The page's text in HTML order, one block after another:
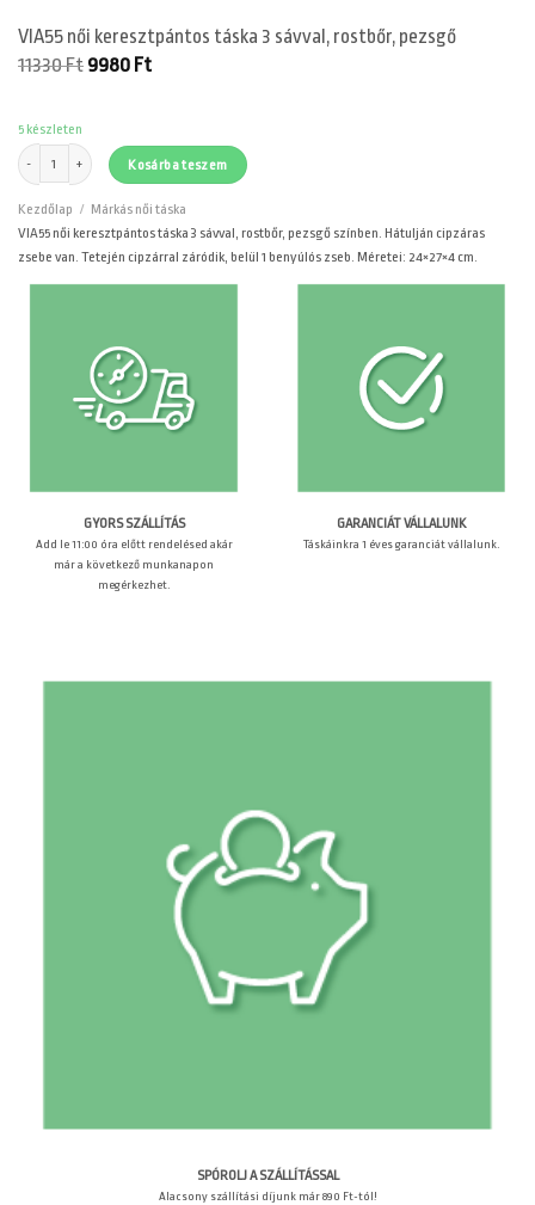
VIA55 női keresztpántos táska 3 sávval, rostbőr, pezsgő
11330Ft Original
9980 FtCurrent
5 készleten
VIA55 női keresztpántos táska 3 sávval, rostbőr, pezsgő mennyiség
Kosárba teszem
Kezdőlap / Márkás női táska
VIA55 női keresztpántos táska 3 sávval, rostbőr, pezsgő színben. Hátulján cipzáras
zsebe van. Tetején cipzárral záródik, belül 1 benyúlós zseb. Méretei: 24×27×4 cm.
GYORS SZÁLLÍTÁS
Add le 11:00 óra előtt rendelésed akár
már a következő munkanapon
megérkezhet.
GARANCIÁT VÁLLALUNK
Táskáinkra 1 éves garanciát vállalunk.
SPÓROLJ A SZÁLLÍTÁSSAL
Alacsony szállítási díjunk már 890 Ft-tól!